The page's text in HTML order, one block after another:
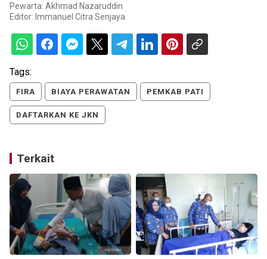
Pewarta: Akhmad Nazaruddin
Editor: Immanuel Citra Senjaya
Tags:
FIRA BIAYA PERAWATAN PEMKAB PATI
DAFTARKAN KE JKN
Terkait